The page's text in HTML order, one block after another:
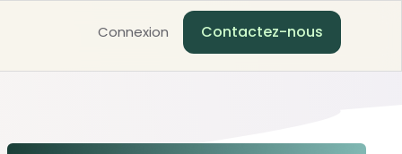
Connexion Contactez-nous